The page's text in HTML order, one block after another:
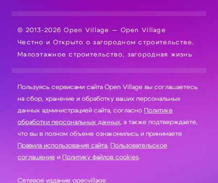
© 2013-2026 Open Village — Open Village
Честно и Открыто о загородном строительстве.
Малоэтажное строительство, загородная жизнь
Пользуясь сервисами сайта Open Village вы соглашаетесь
на сбор, хранение и обработку ваших персональных
данных администрацией сайта, согласно Политике
обработки персональных данных, а также подтверждаете,
что вы в полном объеме ознакомились и принимаете
Правила использования сайта, Пользовательское
соглашение и Политику файлов cookies.
Сетевое издание openvillage